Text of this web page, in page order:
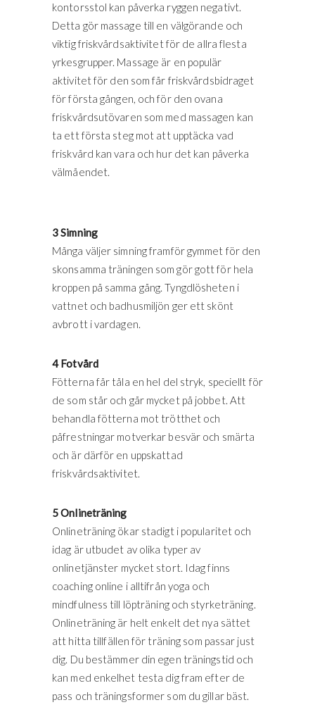
kontorsstol kan påverka ryggen negativt.
Detta gör massage till en välgörande och
viktig friskvårdsaktivitet för de allra flesta
yrkesgrupper. Massage är en populär
aktivitet för den som får friskvårdsbidraget
för första gången, och för den ovana
friskvårdsutövaren som med massagen kan
ta ett första steg mot att upptäcka vad
friskvård kan vara och hur det kan påverka
välmåendet.
3 Simning
Många väljer simning framför gymmet för den
skonsamma träningen som gör gott för hela
kroppen på samma gång. Tyngdlösheten i
vattnet och badhusmiljön ger ett skönt
avbrott i vardagen.
4 Fotvård
Fötterna får tåla en hel del stryk, speciellt för
de som står och går mycket på jobbet. Att
behandla fötterna mot trötthet och
påfrestningar motverkar besvär och smärta
och är därför en uppskattad
friskvårdsaktivitet.
5 Onlineträning
Onlineträning ökar stadigt i popularitet och
idag är utbudet av olika typer av
onlinetjänster mycket stort. Idag finns
coaching online i alltifrån yoga och
mindfulness till löpträning och styrketräning.
Onlineträning är helt enkelt det nya sättet
att hitta tillfällen för träning som passar just
dig. Du bestämmer din egen träningstid och
kan med enkelhet testa dig fram efter de
pass och träningsformer som du gillar bäst.